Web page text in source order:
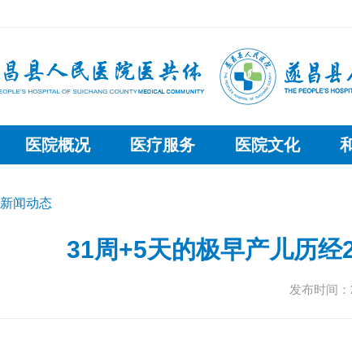
医院概况 医疗服务 医院文化
新闻动态
31周+5天的极早产儿历经
发布时间